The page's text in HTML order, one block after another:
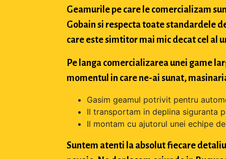
Geamurile pe care le comercializam
Gobain si respecta toate standardele
care este simtitor mai mic decat cel al
Pe langa comercializarea unei game
momentul in care ne-ai sunat,
Gasim geamul potrivit pentru
Il transportam in deplina siguranta
Il montam cu ajutorul unei echipe
Suntem atenti la absolut fiecare